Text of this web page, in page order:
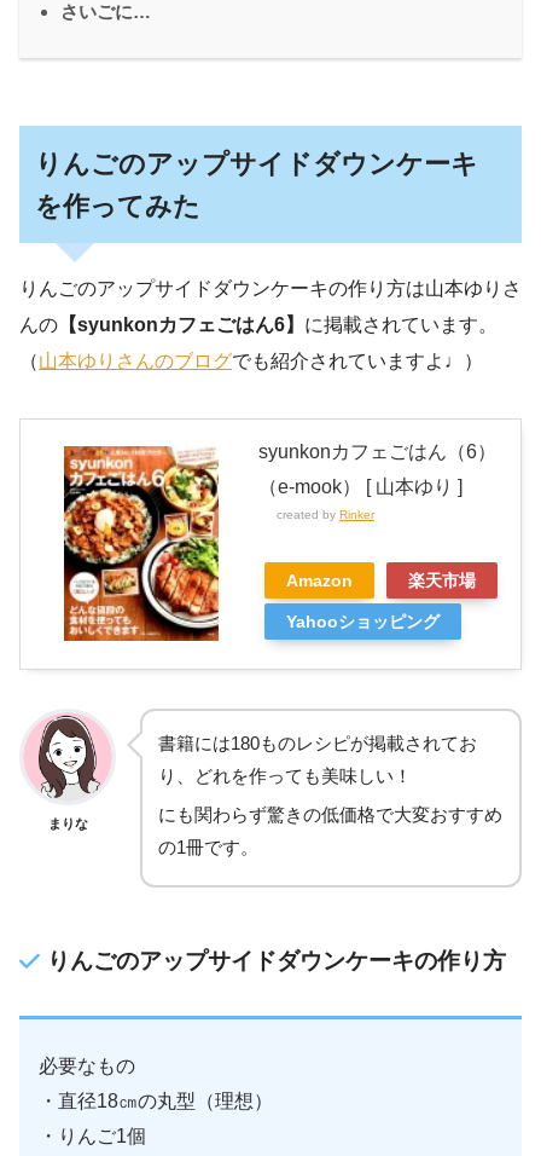
さいごに…
りんごのアップサイドダウンケーキ
を作ってみた
りんごのアップサイドダウンケーキの作り方は山本ゆりさ
んの 【syunkonカフェごはん6】 に掲載されています。
（山本ゆりさんのブログでも紹介されていますよ♩）
syunkonカフェごはん（6）
（e-mook） [ 山本ゆり ]
created by Rinker
Amazon 楽天市場
Yahooショッピング
まりな
書籍には180ものレシピが掲載されてお
り、どれを作っても美味しい！
にも関わらず驚きの低価格で大変おすすめ
の1冊です。
りんごのアップサイドダウンケーキの作り方
必要なもの
・直径18㎝の丸型（理想）
・りんご1個